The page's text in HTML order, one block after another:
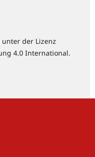
der Lizenz
4.0 International.